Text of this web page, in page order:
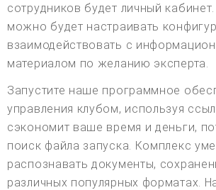
сотрудников будет личный
можно будет настраивать
взаимодействовать с
материалом по желанию эксперта.
Запустите наше программное
управления клубом, используя
сэкономит ваше время и деньги,
поиск файла запуска. Комплекс
распознавать документы,
различных популярных форматах.